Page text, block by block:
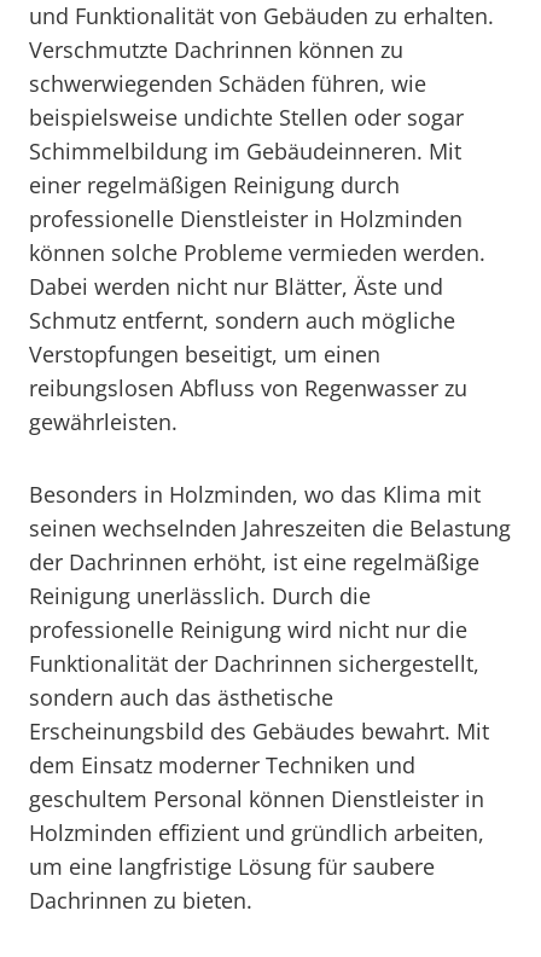
und Funktionalität von Gebäuden zu erhalten.
Verschmutzte Dachrinnen können zu
schwerwiegenden Schäden führen, wie
beispielsweise undichte Stellen oder sogar
Schimmelbildung im Gebäudeinneren. Mit
einer regelmäßigen Reinigung durch
professionelle Dienstleister in Holzminden
können solche Probleme vermieden werden.
Dabei werden nicht nur Blätter, Äste und
Schmutz entfernt, sondern auch mögliche
Verstopfungen beseitigt, um einen
reibungslosen Abfluss von Regenwasser zu
gewährleisten.
Besonders in Holzminden, wo das Klima mit
seinen wechselnden Jahreszeiten die Belastung
der Dachrinnen erhöht, ist eine regelmäßige
Reinigung unerlässlich. Durch die
professionelle Reinigung wird nicht nur die
Funktionalität der Dachrinnen sichergestellt,
sondern auch das ästhetische
Erscheinungsbild des Gebäudes bewahrt. Mit
dem Einsatz moderner Techniken und
geschultem Personal können Dienstleister in
Holzminden effizient und gründlich arbeiten,
um eine langfristige Lösung für saubere
Dachrinnen zu bieten.